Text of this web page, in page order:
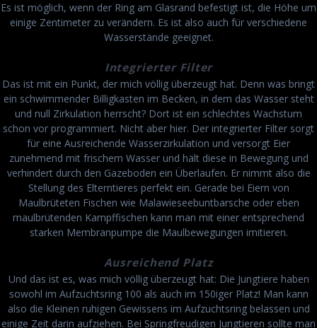
Es ist möglich, wenn der Ring am Glasrand befestigt ist, die Höhe um
einige Zentimeter zu verändern. Es ist also auch für verschiedene
Wasserstände geeignet.
Integrierter Filter
Das ist mit ein Punkt, der mich völlig überzeugt hat. Denn was bringt
ein schwimmender Billigkasten im Becken, in dem das Wasser steht
und null Zirkulation herrscht? Dort ist ein schlechtes Wachstum
schon vor programmiert. Nicht aber hier. Der integrierter Filter sorgt
für eine Ausreichende Wasserzirkulation und versorgt Eier
zunehmend mit frischem Wasser und hält diese in Bewegung und
verhindert durch den Gazeboden ein Überlaufen. Er nimmt also die
Stellung des Elterntieres perfekt ein. Gerade bei Eiern von
Maulbrüteten Fischen wie Malawieseebuntbarsche oder eben
maulbrütenden Kampffischen kann man mit einer entsprechend
starken Membranpumpe die Maulbewegungen imitieren.
Ausreichend Platz
Und das ist es, was mich völlig überzeugt hat: Die Jungtiere haben
sowohl im Aufzuchtsring 100 als auch im 150iger Platz! Man kann
also die Kleinen ruhigen Gewissens im Aufzuchtsring belassen und
einige Zeit darin aufziehen. Bei Springfreudigen Jungtieren sollte man